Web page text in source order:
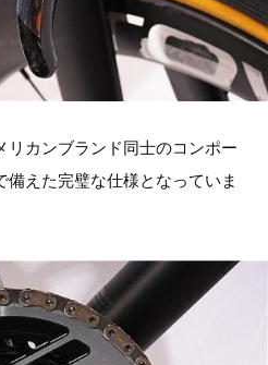
リカンブランド同士のコンポー
えた完璧な仕様となっていま